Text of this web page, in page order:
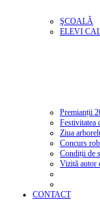
ŞCOALĂ
ELEVI
Premianții
Festivitatea
Ziua
Concurs
Condiții de
Vizită autor
CONTACT